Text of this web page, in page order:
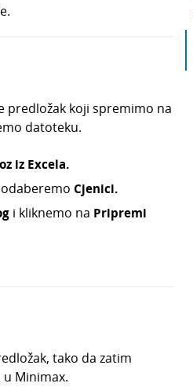
predložak koji spremimo na
datoteku.
iz Excela.
Cjenici.
i kliknemo na Pripremi
tako da zatim
Minimax.